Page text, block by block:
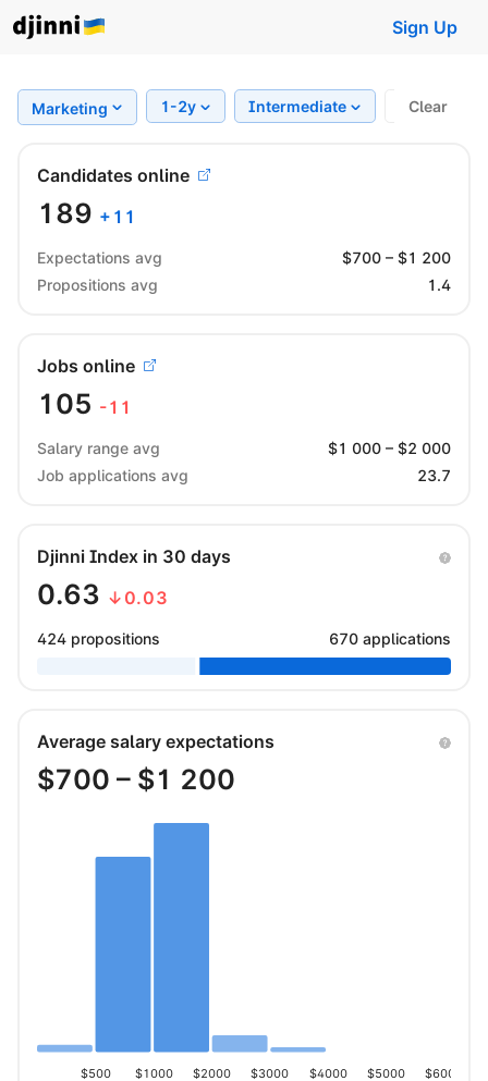
Sign Up
Marketing 1-2y Intermediate Region
Clear
Candidates online
189 + 11
Expectations avg $700 – $1 200
Propositions avg
1.4
Jobs online
105 -11
Salary range avg $1 000 – $2 000
Job applications avg
23.7
Djinni Index in 30 days
0.63 ↓0.03
424 propositions 670 applications
Average salary expectations
$700 – $1 200
$500 $1000 $2000 $3000 $4000 $5000 $6000